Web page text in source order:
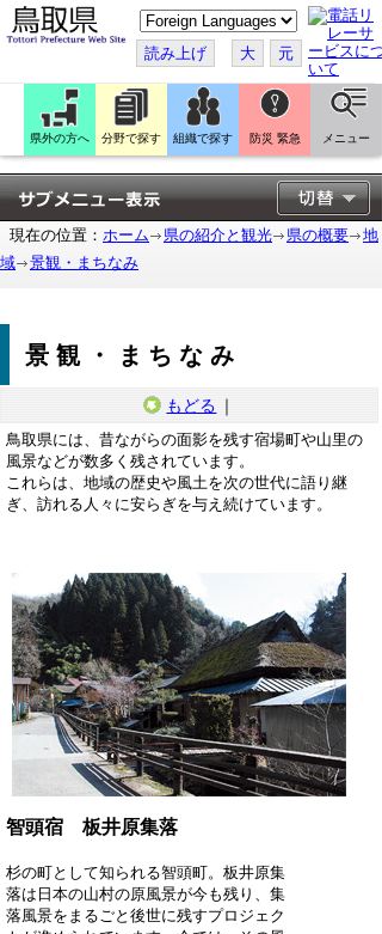
こ
の
ペ
ー
ジ
翻
訳
す
る
読み上げ 大 元
県外の方へ 分野で探す 組織で探す 防災 緊急 メニュー
現在の位置： ホーム 県の紹介と観光 県の概要
地
域
景観・まちなみ
景観・まちなみ
もどる ｜
鳥取県には、昔ながらの面影を残す宿場町や山里の
風景などが数多く残されています。
これらは、地域の歴史や風土を次の世代に語り継
ぎ、訪れる人々に安らぎを与え続けています。
智頭宿 板井原集落
杉の町として知られる智頭町。板井原集
落は日本の山村の原風景が今も残り、集
落風景をまるごと後世に残すプロジェク